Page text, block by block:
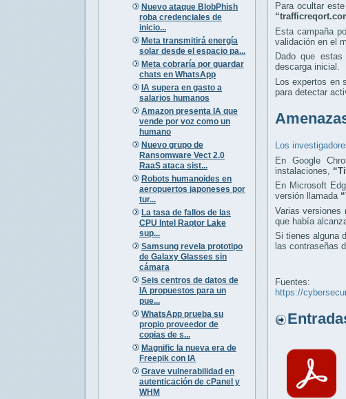
Nuevo ataque BlobPhish
roba credenciales de
inicio...
Meta transmitirá energía
solar desde el espacio pa...
Meta cobraría por guardar
chats en WhatsApp
IA supera en gasto a
salarios humanos
Amazon presenta IA que
vende por voz como un
humano
Nuevo grupo de
Ransomware Vect 2.0
RaaS ataca sist...
Robots humanoides en
aeropuertos japoneses por
tur...
La tasa de fallos de las
CPU Intel Raptor Lake
sup...
Samsung revela prototipo
de Galaxy Glasses sin
cámara
Seis centros de datos de
IA propuestos para un
pue...
WhatsApp prueba su
propio proveedor de
copias de s...
Magnific la nueva era de
Freepik con IA
Grave vulnerabilidad en
autenticación de cPanel y
WHM
Para ocultar
Esta campaña
validación en el
Dado que
descarga inicial.
Los expertos en
para detectar
Los
En Google
instalaciones,
En Microsoft
versión llamada
Varias versiones
que había
Si tienes alguna
las contraseñas
Fuentes:
https://